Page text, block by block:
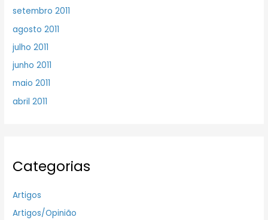
setembro 2011
agosto 2011
julho 2011
junho 2011
maio 2011
abril 2011
Categorias
Artigos
Artigos/Opinião